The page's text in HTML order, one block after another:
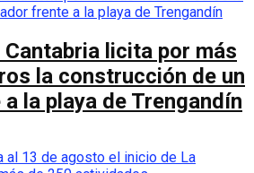
Cantabria licita por más
la construcción de un
la playa de Trengandín